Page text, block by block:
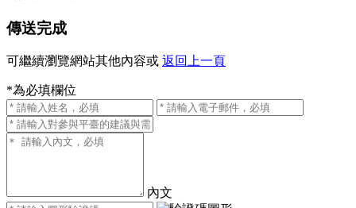
傳送完成
可繼續瀏覽網站其他內容或 返回上一頁
*為必填欄位
內文